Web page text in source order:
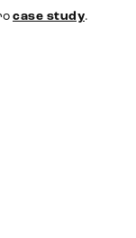
case study.